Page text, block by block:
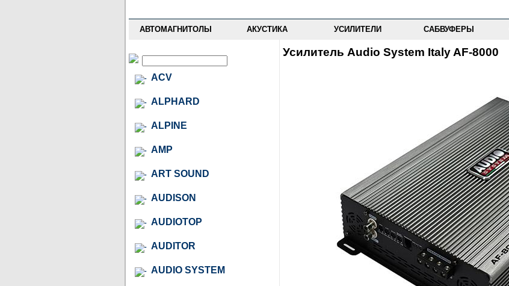
АВТОМАГНИТОЛЫ АКУСТИКА УСИЛИТЕЛИ САБВУФЕРЫ
ACV
ALPHARD
ALPINE
AMP
ART SOUND
AUDISON
AUDIOTOP
AUDITOR
AUDIO SYSTEM
Усилитель Audio System Italy AF-8000